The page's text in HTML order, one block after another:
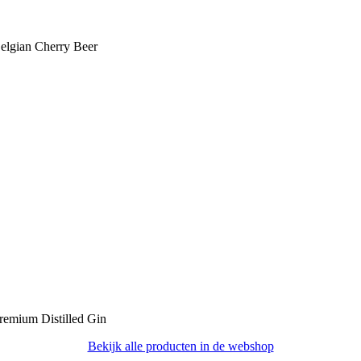
Cherry Beer
Distilled Gin
Bekijk alle producten in de webshop